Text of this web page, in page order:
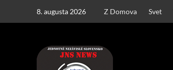
8. augusta 2026 Z Domova Svet